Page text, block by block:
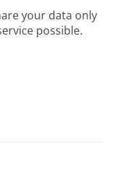
your data only
possible.